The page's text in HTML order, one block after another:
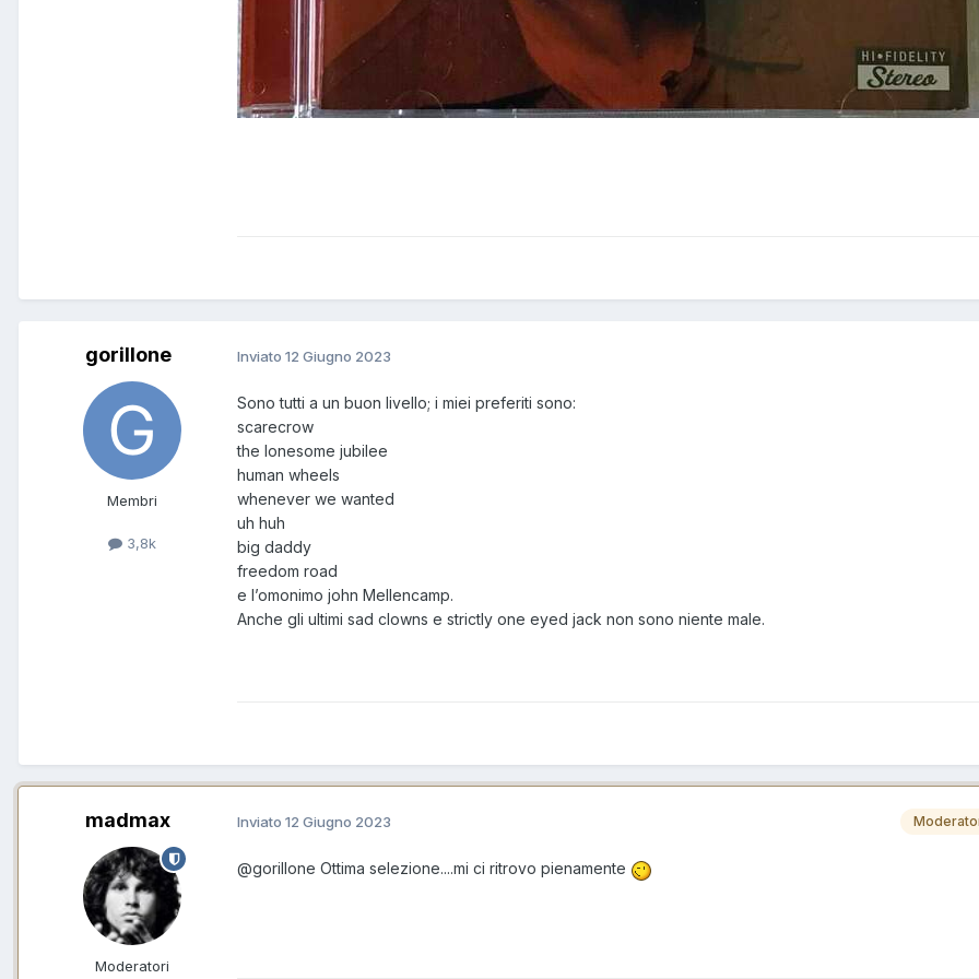
gorillone
Membri
3,8k
Inviato 12 Giugno 2023
Sono tutti a un buon livello; i miei preferiti sono:
scarecrow
the lonesome jubilee
human wheels
whenever we wanted
uh huh
big daddy
freedom road
e l’omonimo john Mellencamp.
Anche gli ultimi sad clowns e strictly one eyed jack non sono niente male.
madmax
Moderatori
Inviato 12 Giugno 2023
@gorillone Ottima selezione....mi ci ritrovo pienamente